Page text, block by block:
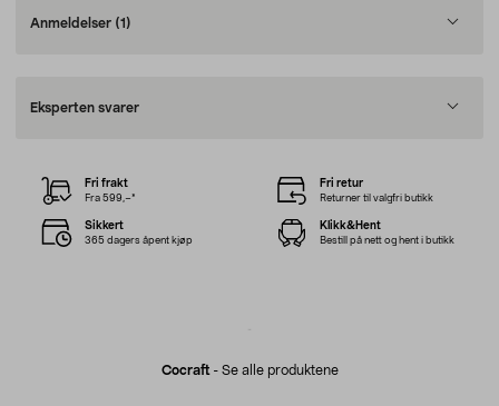
Anmeldelser (1)
Eksperten svarer
Cocraft- Se alle produktene
Fri frakt
Fra 599,–*
Fri retur
Returner til valgfri butikk
Sikkert
365 dagers åpent kjøp
Klikk&Hent
Bestill på nett og hent i butikk